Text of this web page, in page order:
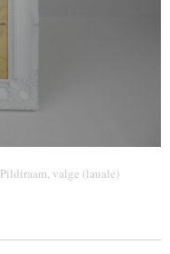
Pildiraam, valge (lauale)